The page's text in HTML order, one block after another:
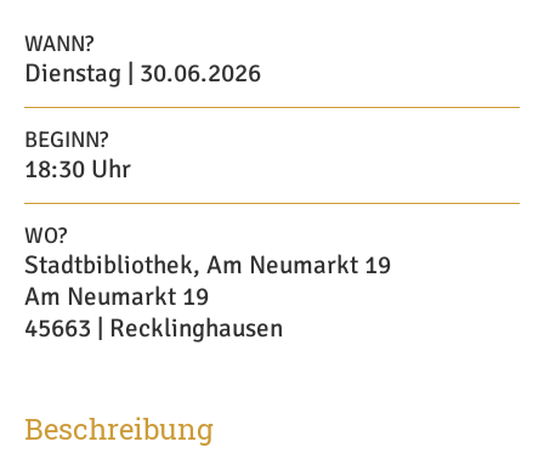
WANN?
Dienstag | 30.06.2026
BEGINN?
18:30 Uhr
WO?
Stadtbibliothek, Am Neumarkt 19
Am Neumarkt 19
45663 | Recklinghausen
Beschreibung